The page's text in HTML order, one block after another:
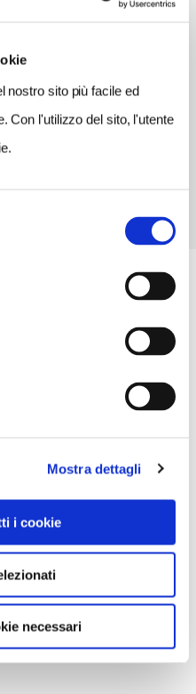
nostro sito più facile ed
Con l'utilizzo del sito, l'utente
Mostra dettagli
i cookie
necessari